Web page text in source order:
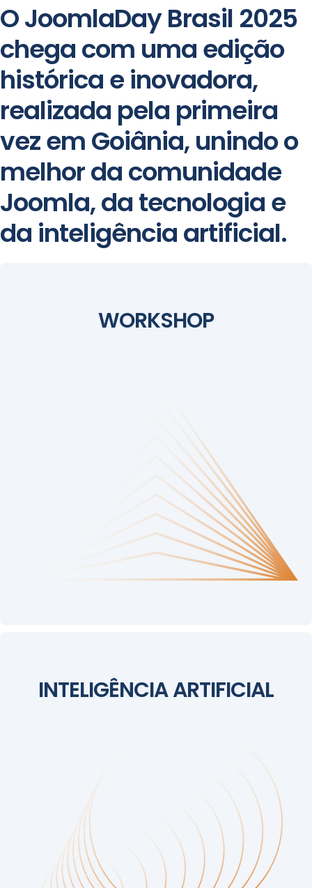
O JoomlaDay Brasil 2025
chega com uma edição
histórica e inovadora,
realizada pela primeira
vez em Goiânia, unindo o
melhor da comunidade
Joomla, da tecnologia e
da inteligência artificial.
WORKSHOP
WORKSHOP
INTELIGÊNCIA ARTIFICIAL
INTELIGÊNCIA ARTIFICIAL